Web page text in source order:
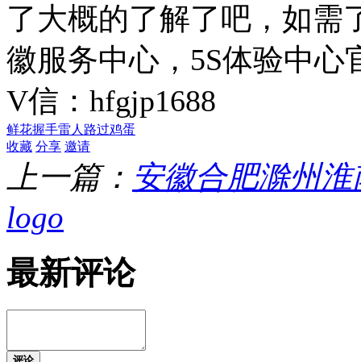
了大概的了解了吧，如需
徽服务中心，5S体验中心
V信：hfgjp1688
鲜花握手雷人 路过鸡蛋
收藏 分享 邀请
上一篇： 安徽合肥滁州
logo
最新评论